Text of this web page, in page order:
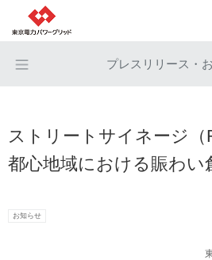
プレスリリース・
ストリートサイネージ（
都心地域における賑わい
お知らせ